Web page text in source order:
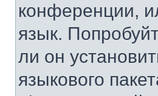
конференции,
язык.
ли он
языкового